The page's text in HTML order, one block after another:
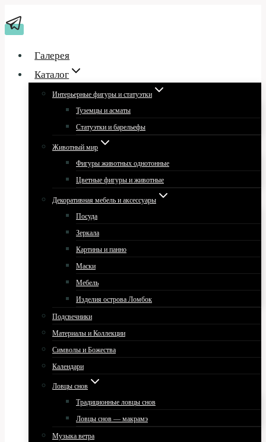
к
Галерея
Каталог
Интерьерные фигуры и статуэтки
Туземцы и асматы
Статуэтки и барельефы
Животный мир
Фигуры животных однотонные
Цветные фигуры и животные
Декоративная мебель и аксессуары
Посуда
Зеркала
Картины и панно
Маски
Мебель
Изделия острова Ломбок
Подсвечники
Материалы и Коллекции
Символы и Божества
Календари
Ловцы снов
Традиционные ловцы снов
Ловцы снов — макрамэ
Музыка ветра